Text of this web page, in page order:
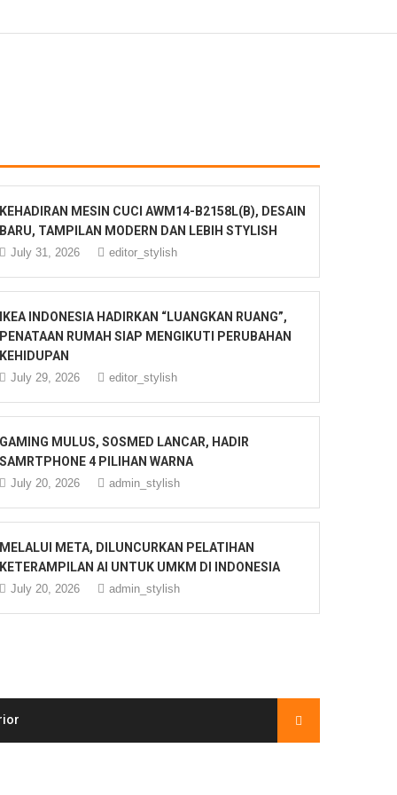
KEHADIRAN MESIN CUCI AWM14-B2158L(B), DESAIN
BARU, TAMPILAN MODERN DAN LEBIH STYLISH
July 31, 2026 editor_stylish
IKEA INDONESIA HADIRKAN “LUANGKAN RUANG”,
PENATAAN RUMAH SIAP MENGIKUTI PERUBAHAN
KEHIDUPAN
July 29, 2026 editor_stylish
GAMING MULUS, SOSMED LANCAR, HADIR
SAMRTPHONE 4 PILIHAN WARNA
July 20, 2026 admin_stylish
MELALUI META, DILUNCURKAN PELATIHAN
KETERAMPILAN AI UNTUK UMKM DI INDONESIA
July 20, 2026 admin_stylish